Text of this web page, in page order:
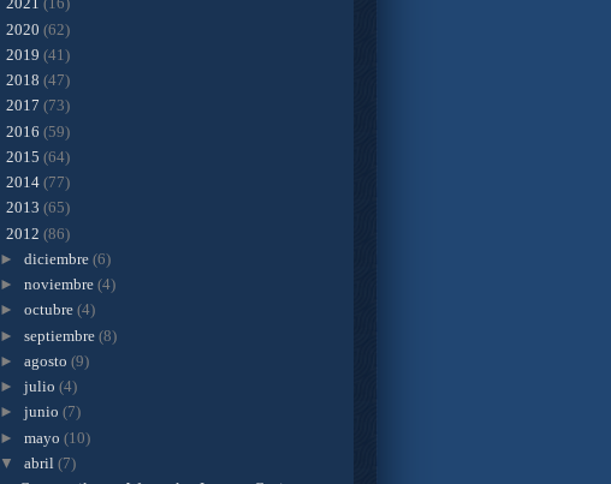
2020 (62)
2019 (41)
2018 (47)
2017 (73)
2016 (59)
2015 (64)
2014 (77)
2013 (65)
2012 (86)
►diciembre(6)
►noviembre(4)
►octubre(4)
►septiembre(8)
►agosto(9)
►julio(4)
►junio(7)
►mayo(10)
▼abril(7)